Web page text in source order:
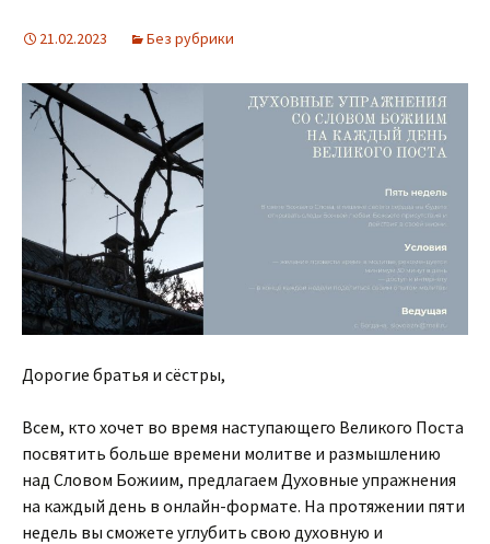
21.02.2023 Без рубрики
Дорогие братья и сёстры,
Всем, кто хочет во время наступающего Великого Поста
посвятить больше времени молитве и размышлению
над Словом Божиим, предлагаем Духовные упражнения
на каждый день в онлайн-формате. На протяжении пяти
недель вы сможете углубить свою духовную и